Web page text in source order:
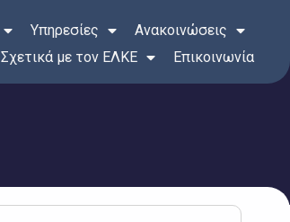
Υπηρεσίες
Ανακοινώσεις
Σχετικά με τον ΕΛΚΕ
Επικοινωνία